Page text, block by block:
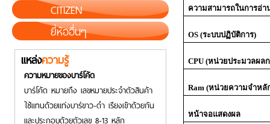
CITIZEN
ยี่ห้ออื่นๆ
แหล่งความรู้
ความหมายของบาร์โค้ด
บาร์โค้ด หมายถึง เลขหมายประจำตัวสินค้า
ใช้แทนด้วยแท่งบาร์ขาว-ดำ เรียงเข้าด้วยกัน
และประกอบด้วยตัวเลข 8-13 หลัก
ความสามารถในการอ่า
OS (ระบบปฏิบัติการ)
CPU (หน่วยประมวลผล
Ram (หน่วยความจำหลั
หน้าจอแสดงผล